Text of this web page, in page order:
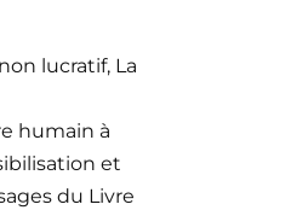
lucratif, La
humain à
et
du Livre